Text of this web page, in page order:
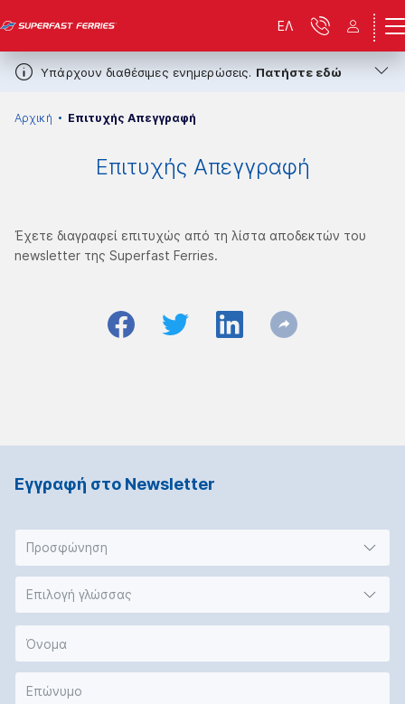
Υπάρχουν διαθέσιμες ενημερώσεις. Πατήστε εδώ
ΕΛ
Αρχική Επιτυχής Απεγγραφή
Επιτυχής Απεγγραφή
Έχετε διαγραφεί επιτυχώς από τη λίστα αποδεκτών του
newsletter της Superfast Ferries.
Εγγραφή στο Νewsletter
Προσφώνηση
Επιλογή γλώσσας